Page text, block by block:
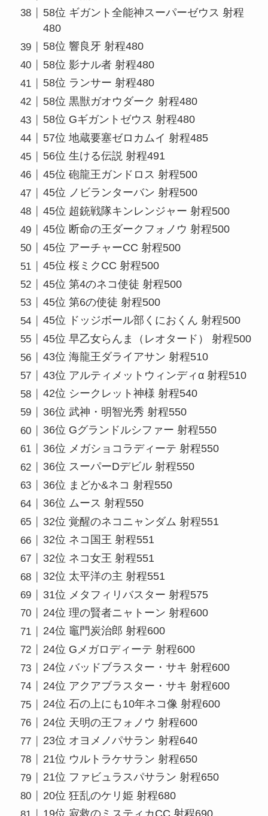
58位 ギガント全能神スーパーゼウス 射程
480
58位 響良牙 射程480
58位 影ナル者 射程480
58位 ランサー 射程480
58位 黒獣ガオウダーク 射程480
58位 Gギガントゼウス 射程480
57位 地蔵要塞ゼロカムイ 射程485
56位 生ける伝説 射程491
45位 砲龍王ガンドロス 射程500
45位 ノビランターバン 射程500
45位 超銃戦隊キンレンジャー 射程500
45位 断命の王ダークフォノウ 射程500
45位 アーチャーCC 射程500
45位 桜ミクCC 射程500
45位 第4のネコ使徒 射程500
45位 第6の使徒 射程500
45位 ドッジボール部くにおくん 射程500
45位 早乙女らんま（レオタード） 射程500
43位 海龍王ダライアサン 射程510
43位 アルティメットウィンディα 射程510
42位 シークレット神様 射程540
36位 武神・明智光秀 射程550
36位 Gグランドルシファー 射程550
36位 メガショコラディーテ 射程550
36位 スーパーDデビル 射程550
36位 まどか&ネコ 射程550
36位 ムース 射程550
32位 覚醒のネコニャンダム 射程551
32位 ネコ国王 射程551
32位 ネコ女王 射程551
32位 太平洋の主 射程551
31位 メタフィリバスター 射程575
24位 理の賢者ニャトーン 射程600
24位 竈門炭治郎 射程600
24位 Gメガロディーテ 射程600
24位 バッドブラスター・サキ 射程600
24位 アクアブラスター・サキ 射程600
24位 石の上にも10年ネコ像 射程600
24位 天明の王フォノウ 射程600
23位 オヨメノパサラン 射程640
21位 ウルトラケサラン 射程650
21位 ファビュラスパサラン 射程650
20位 狂乱のケリ姫 射程680